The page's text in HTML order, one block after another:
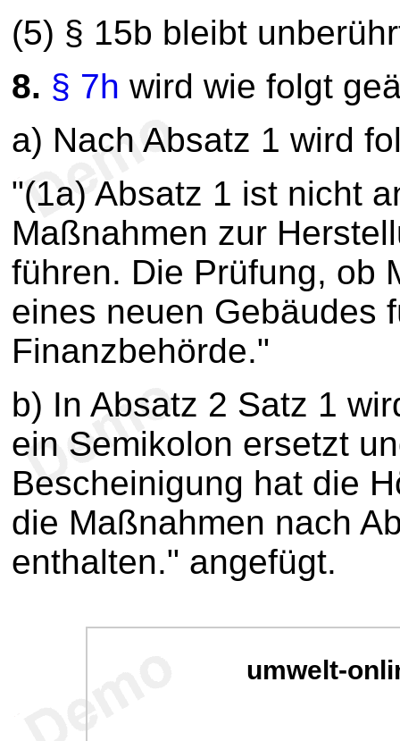
(5) § 15b bleibt
8. § 7h wird wie folgt
a) Nach Absatz 1 wird
"(1a) Absatz 1 ist nicht
Maßnahmen zur
führen. Die Prüfung, ob
eines neuen Gebäudes
Finanzbehörde."
b) In Absatz 2 Satz 1
ein Semikolon ersetzt
Bescheinigung hat die
die Maßnahmen nach
enthalten." angefügt.
umwelt-